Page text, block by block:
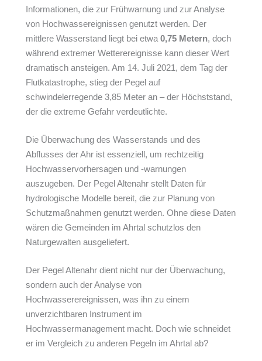
Informationen, die zur Frühwarnung und zur Analyse
von Hochwassereignissen genutzt werden. Der
mittlere Wasserstand liegt bei etwa 0,75 Metern, doch
während extremer Wetterereignisse kann dieser Wert
dramatisch ansteigen. Am 14. Juli 2021, dem Tag der
Flutkatastrophe, stieg der Pegel auf
schwindelerregende 3,85 Meter an – der Höchststand,
der die extreme Gefahr verdeutlichte.
Die Überwachung des Wasserstands und des
Abflusses der Ahr ist essenziell, um rechtzeitig
Hochwasservorhersagen und -warnungen
auszugeben. Der Pegel Altenahr stellt Daten für
hydrologische Modelle bereit, die zur Planung von
Schutzmaßnahmen genutzt werden. Ohne diese Daten
wären die Gemeinden im Ahrtal schutzlos den
Naturgewalten ausgeliefert.
Der Pegel Altenahr dient nicht nur der Überwachung,
sondern auch der Analyse von
Hochwasserereignissen, was ihn zu einem
unverzichtbaren Instrument im
Hochwassermanagement macht. Doch wie schneidet
er im Vergleich zu anderen Pegeln im Ahrtal ab?